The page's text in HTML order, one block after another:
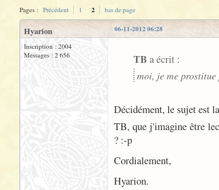
Pages : Précédent 1 2 bas de page
06-11-2012 06:28
Hyarion
Inscription : 2004
Messages : 2 656
TB a écrit :
moi, je me prostitue
Décidément, le sujet est
TB, que j'imagine être
? :-p
Cordialement,
Hyarion.